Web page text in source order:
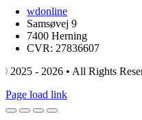
wdonline
Samsøvej 9
7400 Herning
CVR: 27836607
© 2025 - 2026 • All Rights
Page load link